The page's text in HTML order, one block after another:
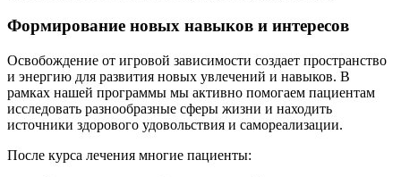
Формирование новых навыков и интересов
Освобождение от игровой зависимости создает пространство
и энергию для развития новых увлечений и навыков. В
рамках нашей программы мы активно помогаем пациентам
исследовать разнообразные сферы жизни и находить
источники здорового удовольствия и самореализации.
После курса лечения многие пациенты: